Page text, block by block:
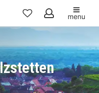
Mijn
menu